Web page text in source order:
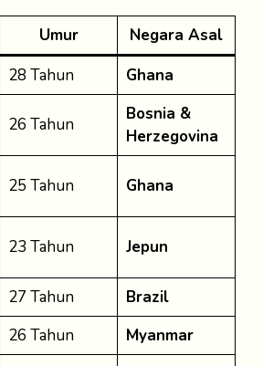
Umur
Negara Asal
28 Tahun Ghana
26 Tahun
Bosnia &
Herzegovina
25 Tahun Ghana
23 Tahun Jepun
27 Tahun
Brazil
26 Tahun Myanmar